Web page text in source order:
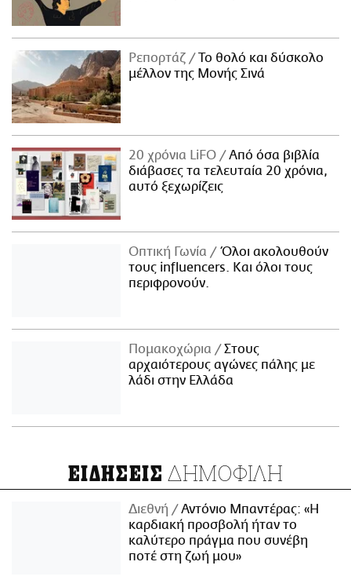
Ρεπορτάζ
Το θολό και δύσκολο
μέλλον της Μονής Σινά
20 χρόνια LiFO
Από όσα βιβλία
διάβασες τα τελευταία 20 χρόνια,
αυτό ξεχωρίζεις
Οπτική Γωνία
Όλοι ακολουθούν
τους influencers. Και όλοι τους
περιφρονούν.
Πομακοχώρια
Στους
αρχαιότερους αγώνες πάλης με
λάδι στην Ελλάδα
ΕΙΔΗΣΕΙΣ ΔΗΜΟΦΙΛΗ
Διεθνή
Αντόνιο Μπαντέρας: «Η
καρδιακή προσβολή ήταν το
καλύτερο πράγμα που συνέβη
ποτέ στη ζωή μου»